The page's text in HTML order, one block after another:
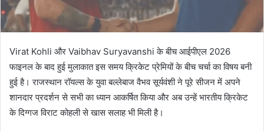
Virat Kohli और Vaibhav Suryavanshi के बीच आईपीएल 2026
फाइनल के बाद हुई मुलाकात इस समय क्रिकेट प्रेमियों के बीच चर्चा का विषय बनी
हुई है। राजस्थान रॉयल्स के युवा बल्लेबाज वैभव सूर्यवंशी ने पूरे सीजन में अपने
शानदार प्रदर्शन से सभी का ध्यान आकर्षित किया और अब उन्हें भारतीय क्रिकेट
के दिग्गज विराट कोहली से खास सलाह भी मिली है।